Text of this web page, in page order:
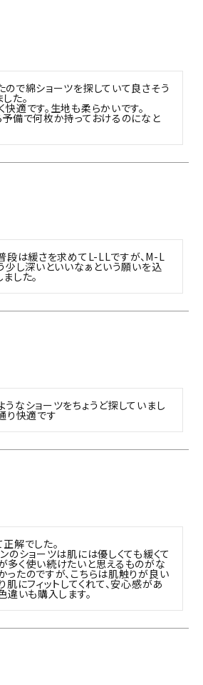
で綿ショーツを探していて良さそう
た。
適です。生地も柔らかいです。
予備で何枚か持っておけるのになと
段は緩さを求めてL-LLですが、M-L
少し深いといいなぁという願いを込
した。
なショーツをちょうど探していまし
り快適です
解でした。
のショーツは肌には優しくても緩くて
多く使い続けたいと思えるものがな
たのですが、こちらは肌触りが良い
肌にフィットしてくれて、安心感があ
違いも購入します。